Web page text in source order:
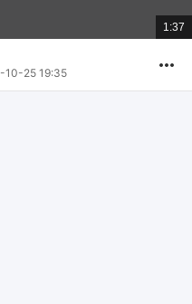
總
共
1:37
10-25 19:35